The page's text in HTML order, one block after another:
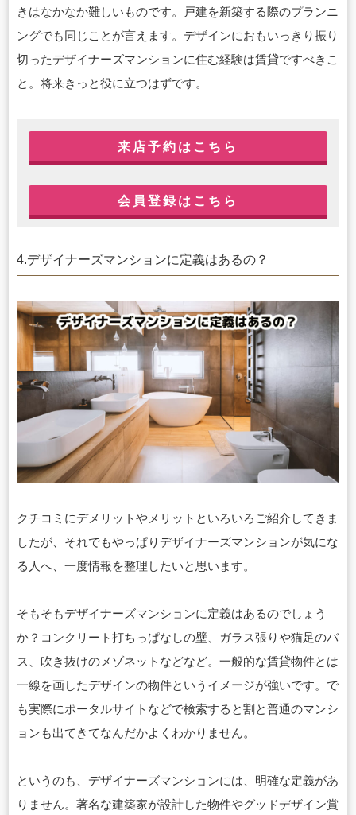
きはなかなか難しいものです。戸建を新築する際のプランニ
ングでも同じことが言えます。デザインにおもいっきり振り
切ったデザイナーズマンションに住む経験は賃貸ですべきこ
と。将来きっと役に立つはずです。
来店予約はこちら
会員登録はこちら
4.デザイナーズマンションに定義はあるの？
クチコミにデメリットやメリットといろいろご紹介してきま
したが、それでもやっぱりデザイナーズマンションが気にな
る人へ、一度情報を整理したいと思います。
そもそもデザイナーズマンションに定義はあるのでしょう
か？コンクリート打ちっぱなしの壁、ガラス張りや猫足のバ
ス、吹き抜けのメゾネットなどなど。一般的な賃貸物件とは
一線を画したデザインの物件というイメージが強いです。 で
も実際にポータルサイトなどで検索すると割と普通のマンシ
ョンも出てきてなんだかよくわかりません。
というのも、デザイナーズマンションには、明確な定義があ
りません。著名な建築家が設計した物件やグッドデザイン賞